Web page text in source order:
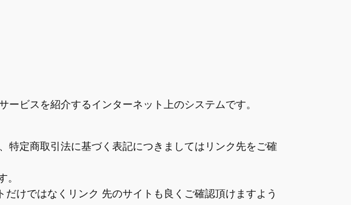
ビスを紹介するインターネット上のシステムです。
特定商取引法に基づく表記につきましてはリンク先をご確
けではなくリンク 先のサイトも良くご確認頂けますよう